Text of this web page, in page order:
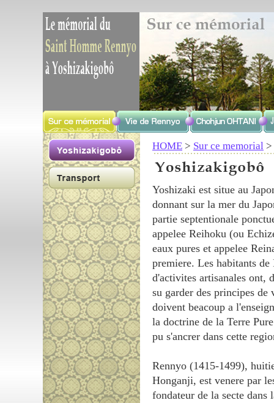
HOME > Sur ce memorial >
Yoshizaki est situe au
donnant sur la mer du
partie septentionale
appelee Reihoku (ou
eaux pures et appelee
premiere. Les habitants
d'activites artisanales ont,
su garder des principes
doivent beacoup a
la doctrine de la Terre
pu s'ancrer dans cette
Rennyo (1415-1499),
Honganji, est venere par
fondateur de la secte dans